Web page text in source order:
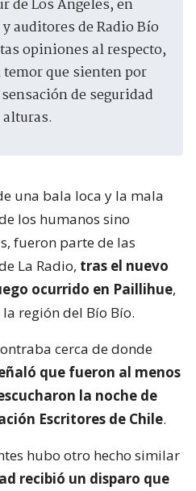
de Los Ángeles, en
auditores de Radio Bío
opiniones al respecto,
que sienten por
de seguridad
una bala loca y la mala
los humanos sino
fueron parte de las
La Radio, tras el nuevo
ocurrido en Paillihue,
región del Bío Bío.
cerca de donde
que fueron al menos
la noche de
Escritores de Chile.
hubo otro hecho similar
recibió un disparo que